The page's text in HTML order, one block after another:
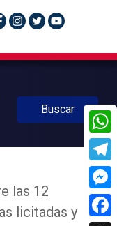
Buscar
las 12
licitadas y